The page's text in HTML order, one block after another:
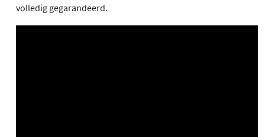
volledig gegarandeerd.